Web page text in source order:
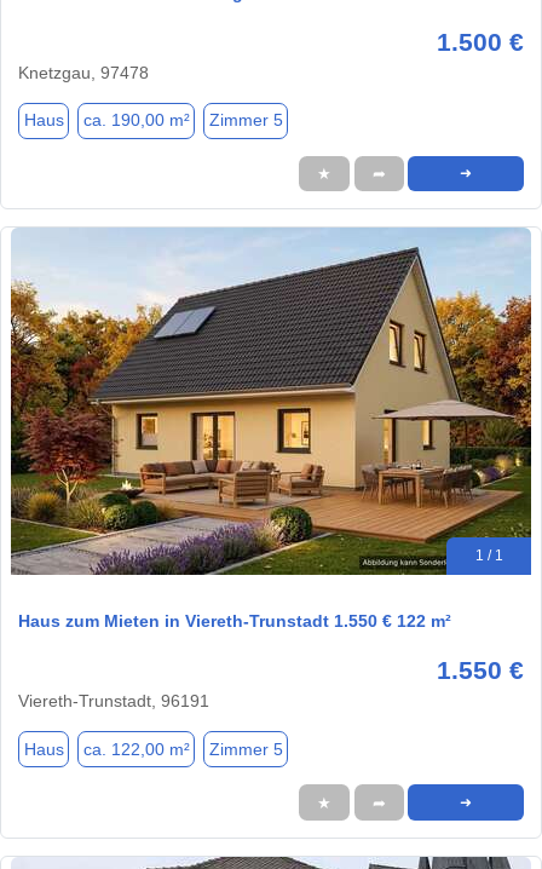
1.500 €
Knetzgau, 97478
Haus ca. 190,00 m² Zimmer 5
★ ➦ ➜
1 / 1
Haus zum Mieten in Viereth-Trunstadt 1.550 € 122 m²
1.550 €
Viereth-Trunstadt, 96191
Haus ca. 122,00 m² Zimmer 5
★ ➦ ➜